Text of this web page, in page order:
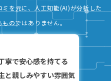
を元に、人工知能(AI)が分析した
のではありません。
寧で安心感を持てる
と親しみやすい雰囲気